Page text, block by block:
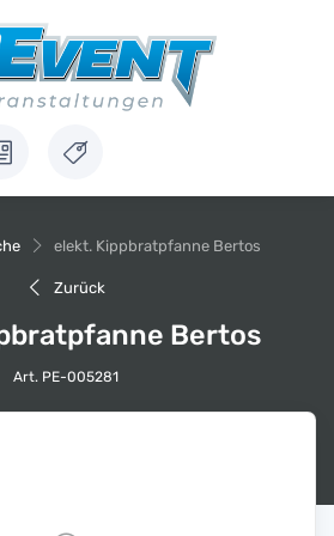
elekt. Kippbratpfanne Bertos
Zurück
Bertos
Art. PE-005281